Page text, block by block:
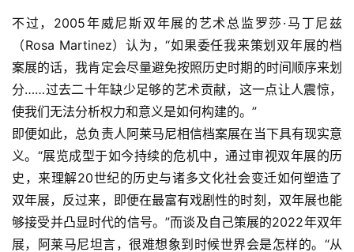
不过，2005年威尼斯双年展的艺术总监罗莎·马丁尼兹
（Rosa Martinez）认为，“如果委任我来策划双年展的档
案展的话，我肯定会尽量避免按照历史时期的时间顺序来划
分……过去二十年缺少足够的艺术贡献，这一点让人震惊，
使我们无法分析权力和意义是如何构建的。”
即便如此，总负责人阿莱马尼相信档案展在当下具有现实意
义。“展览成型于如今持续的危机中，通过审视双年展的历
史，来理解20世纪的历史与诸多文化社会变迁如何塑造了
双年展，反过来，即便在最富有戏剧性的时刻，双年展也能
够接受并凸显时代的信号。”而谈及自己策展的2022年双年
展，阿莱马尼坦言，很难想象到时候世界会是怎样的。“从